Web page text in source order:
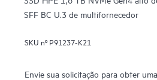
SFF BC U.3 de multifornecedor
SKU nº P91237-K21
Envie sua solicitação para obter